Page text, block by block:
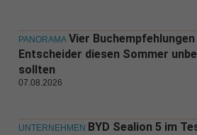
PANORAMA Vier
Entscheider diesen Sommer
sollten
07.08.2026
UNTERNEHMEN BYD Sealion 5 im